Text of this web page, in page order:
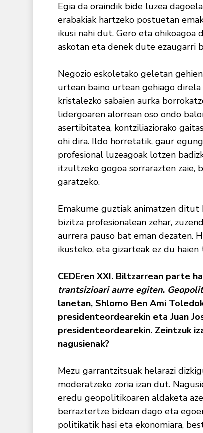
Egia da oraindik bide luzea
erabakiak hartzeko postuetan
ikusi nahi dut. Gero eta ohikoagoa
askotan eta denek dute ezaugarri
Negozio eskoletako geletan
urtean baino urtean gehiago
kristalezko sabaien aurka
lidergoaren alorrean oso ondo
asertibitatea, kontziliaziorako
ohi dira. Ildo horretatik, gaur
profesional luzeagoak lotzen
itzultzeko gogoa sorrarazten zaie,
garatzeko.
Emakume guztiak animatzen
bizitza profesionalean zehar,
aurrera pauso bat eman dezaten.
ikusteko, eta gizarteak ez du
CEDEren XXI. Biltzarrean parte
trantsizioari aurre egiten.
lanetan, Shlomo Ben Ami
presidenteordearekin eta Juan
presidenteordearekin. Zeintzuk
nagusienak?
Mezu garrantzitsuak helarazi
moderatzeko zoria izan dut.
eredu geopolitikoaren aldaketa
berraztertze bidean dago eta
politikatik hasi eta ekonomiara,